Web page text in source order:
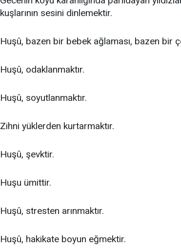
kuşlarının sesini dinlemektir.
Huşû, bazen bir bebek ağlaması, bazen bir
Huşû, odaklanmaktır.
Huşû, soyutlanmaktır.
Zihni yüklerden kurtarmaktır.
Huşû, şevktir.
Huşu ümittir.
Huşû, stresten arınmaktır.
Huşû, hakikate boyun eğmektir.